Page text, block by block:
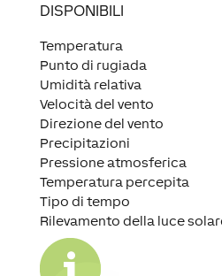
DISPONIBILI
Temperatura
Punto di rugiada
Umidità relativa
Velocità del vento
Direzione del vento
Precipitazioni
Pressione atmosferica
Temperatura percepita
Tipo di tempo
Rilevamento della luce